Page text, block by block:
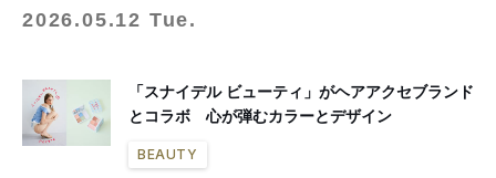
2026.05.12 Tue.
「スナイデル ビューティ」がヘアアクセブランド
とコラボ 心が弾むカラーとデザイン
BEAUTY